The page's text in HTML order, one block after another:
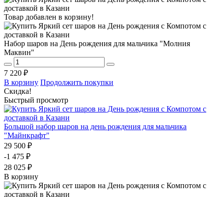
Товар добавлен в корзину!
Набор шаров на День рождения для мальчика "Молния
Маквин"
7 220 ₽
В корзину Продолжить покупки
Скидка!
Быстрый просмотр
Большой набор шаров на день рождения для мальчика
"Майнкрафт"
29 500 ₽
-1 475 ₽
28 025 ₽
В корзину